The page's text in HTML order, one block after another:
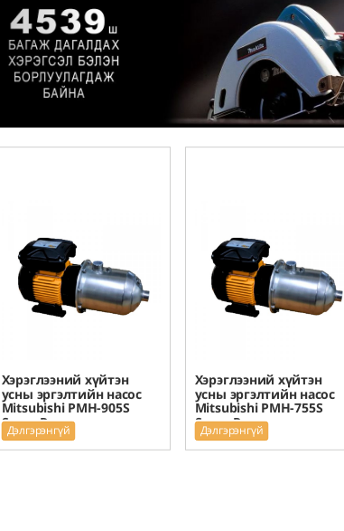
Хэрэглээний хүйтэн
усны эргэлтийн насос
Mitsubishi PMH-905S
Super Pump
Дэлгэрэнгүй
Хэрэглээний хүйтэн
усны эргэлтийн насос
Mitsubishi PMH-755S
Super Pump
Дэлгэрэнгүй